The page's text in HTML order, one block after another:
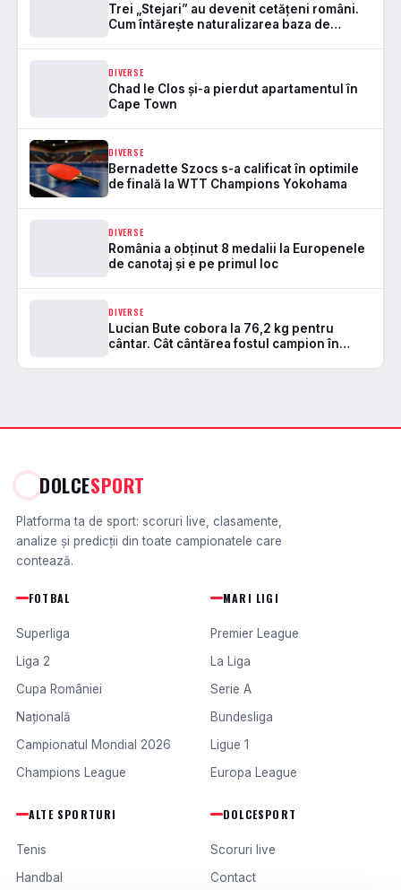
Trei „Stejari” au devenit cetățeni români.
Cum întărește naturalizarea baza de
DIVERSE
Chad le Clos și-a pierdut apartamentul în
Cape Town
DIVERSE
Bernadette Szocs s-a calificat în optimile
de finală la WTT Champions Yokohama
DIVERSE
România a obținut 8 medalii la Europenele
de canotaj și e pe primul loc
DIVERSE
Lucian Bute cobora la 76,2 kg pentru
cântar. Cât cântărea fostul campion în
DOLCESPORT
Platforma ta de sport: scoruri live, clasamente,
analize și predicții din toate campionatele care
contează.
FOTBAL
Superliga
Liga 2
Cupa României
Națională
Campionatul Mondial 2026
Champions League
MARI LIGI
Premier League
La Liga
Serie A
Bundesliga
Ligue 1
Europa League
ALTE SPORTURI
Tenis
Handbal
DOLCESPORT
Scoruri live
Contact